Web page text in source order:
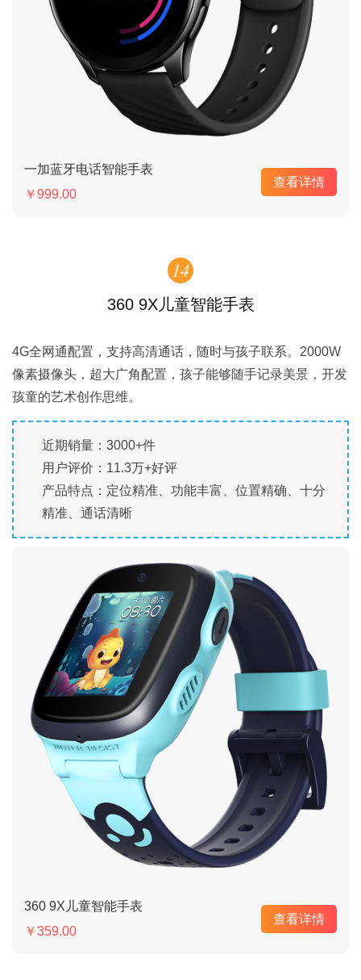
一加蓝牙电话智能手表
￥999.00
查看详情
14
360 9X儿童智能手表
4G全网通配置，支持高清通话，随时与孩子联系。2000W
像素摄像头，超大广角配置，孩子能够随手记录美景，开发
孩童的艺术创作思维。
近期销量：3000+件
用户评价：11.3万+好评
产品特点：定位精准、功能丰富、位置精确、十分
精准、通话清晰
360 9X儿童智能手表
￥359.00
查看详情